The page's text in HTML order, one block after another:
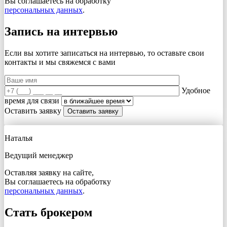
персональных данных.
Запись на интервью
Если вы хотите записаться на интервью, то оставьте свои
контакты и мы свяжемся с вами
Удобное
время для связи
Оставить заявку
Наталья
Ведущий менеджер
Оставляя заявку на сайте,
Вы соглашаетесь на обработку
персональных данных.
Стать брокером